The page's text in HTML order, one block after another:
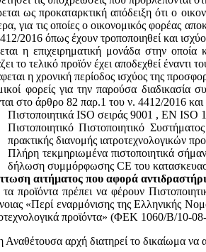
ως προκαταρκτική απόδειξη ότι ο
για τις οποίες ο οικονομικός φορέας
2016 όπως έχουν τροποποιηθεί και
η επιχειρηματική μονάδα στην οποία
το τελικό προϊόν έχει αποδεχθεί
η χρονική περίοδος ισχύος της
φορείς για την παρούσα
στο άρθρο 82 παρ.1 του ν. 4412/2016 και
Πιστοποιητικά ISO σειράς 9001 , ΕΝ ISO
Πιστοποιητικό Πιστοποιητικό
πρακτικής διανομής ιατροτεχνολογικών
Πλήρη τεκμηριωμένα πιστοποιητικά
δήλωση συμμόρφωσης CE του
αιτήματος που αφορά
προϊόντα πρέπει να φέρουν
«Περί εναρμόνισης της Ελληνικής
προϊόντα» (ΦΕΚ 1060/Β/10-
Αναθέτουσα αρχή διατηρεί το δικαίωμα